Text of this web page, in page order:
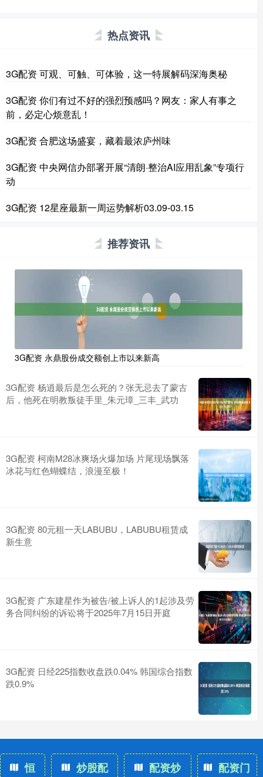
热点资讯
3G配资 可观、可触、可体验，这一特展解码深海奥秘
3G配资 你们有过不好的强烈预感吗？网友：家人有事之
前，必定心烦意乱！
3G配资 合肥这场盛宴，藏着最浓庐州味
3G配资 中央网信办部署开展“清朗·整治AI应用乱象”专项行
动
3G配资 12星座最新一周运势解析03.09-03.15
推荐资讯
3G配资 永鼎股份成交额创上市以来新高
3G配资 杨逍最后是怎么死的？张无忌去了蒙古
后，他死在明教叛徒手里_朱元璋_三丰_武功
3G配资 柯南M28冰爽场火爆加场 片尾现场飘落
冰花与红色蝴蝶结，浪漫至极！
3G配资 80元租一天LABUBU，LABUBU租赁成
新生意
3G配资 广东建星作为被告/被上诉人的1起涉及劳
务合同纠纷的诉讼将于2025年7月15日开庭
3G配资 日经225指数收盘跌0.04% 韩国综合指数
跌0.9%
恒
炒股配
配资炒
配资门